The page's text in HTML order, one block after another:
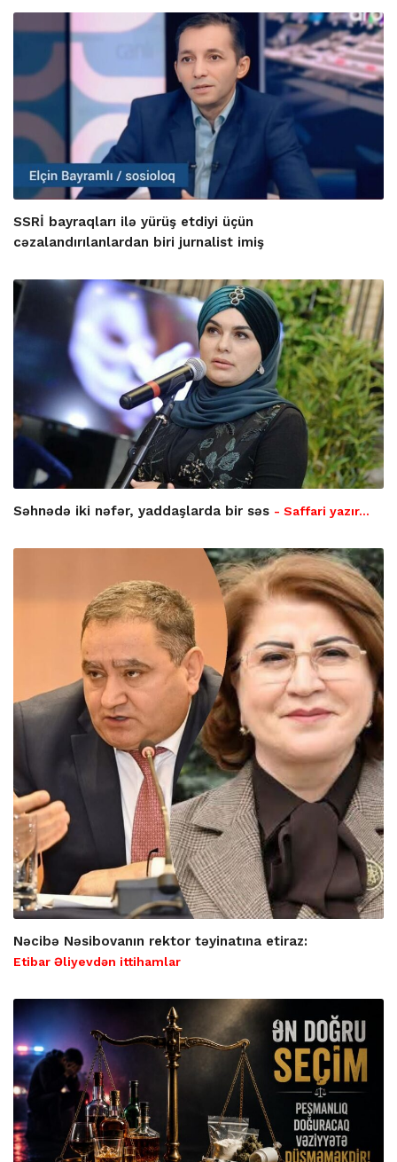
SSRİ bayraqları ilə yürüş etdiyi üçün
cəzalandırılanlardan biri jurnalist imiş
Səhnədə iki nəfər, yaddaşlarda bir səs - Saffari yazır…
Nəcibə Nəsibovanın rektor təyinatına etiraz:
Etibar Əliyevdən ittihamlar